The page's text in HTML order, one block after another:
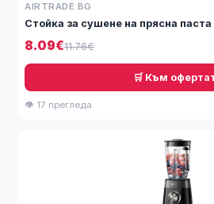
AIRTRADE.BG
Стойка за сушене на прясна
8.09€11.76€
🛒 Към
👁 17 прегледа